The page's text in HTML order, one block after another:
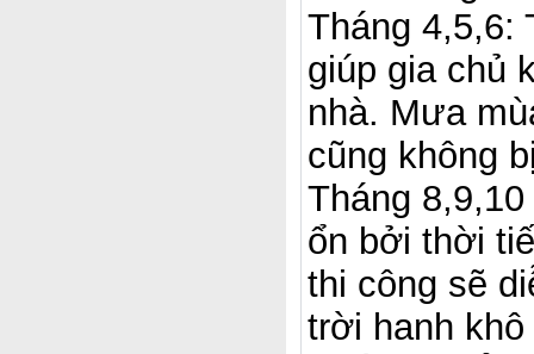
Tháng 4,5,6:
giúp gia chủ
nhà. Mưa
cũng không
Tháng
ổn bởi thời
thi công sẽ
trời hanh